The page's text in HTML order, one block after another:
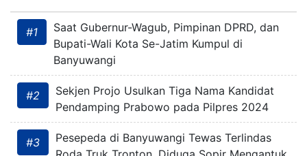
#1
Saat Gubernur-Wagub, Pimpinan DPRD, dan
Bupati-Wali Kota Se-Jatim Kumpul di
Banyuwangi
#2
Sekjen Projo Usulkan Tiga Nama Kandidat
Pendamping Prabowo pada Pilpres 2024
#3
Pesepeda di Banyuwangi Tewas Terlindas